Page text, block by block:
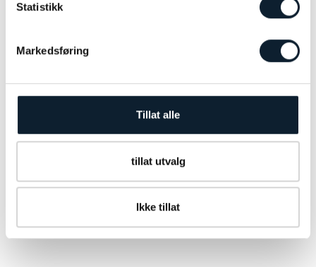
Statistikk
Markedsføring
Tillat alle
tillat utvalg
Ikke tillat
Aktive ferier blir stadig mer populære blant
aktivitet med spennende opplevelser, og gir
Her er 4 trender for en ak